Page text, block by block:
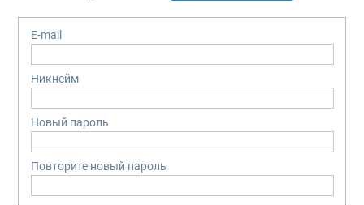
E-mail
Никнейм
Новый пароль
Повторите новый пароль